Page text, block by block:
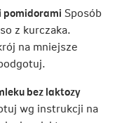
pomidorami Sposób
z kurczaka.
na mniejsze
bez laktozy
wg instrukcji na